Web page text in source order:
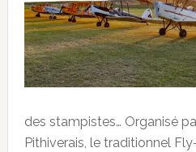
des stampistes… Organisé
Pithiverais, le traditionnel